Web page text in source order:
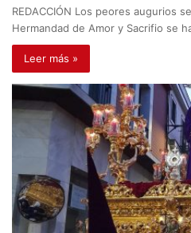
REDACCIÓN Los peores augurios
Hermandad de Amor y Sacrifio se
Leer más »